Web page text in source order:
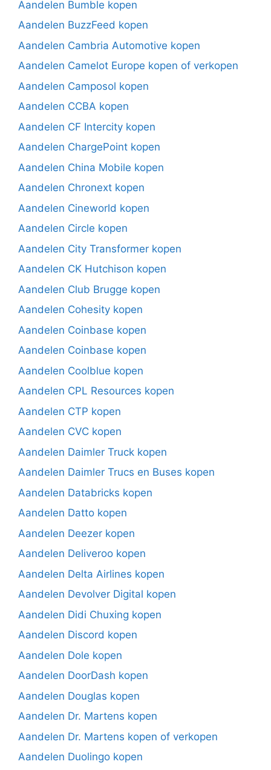
Aandelen Bumble kopen
Aandelen BuzzFeed kopen
Aandelen Cambria Automotive kopen
Aandelen Camelot Europe kopen of verkopen
Aandelen Camposol kopen
Aandelen CCBA kopen
Aandelen CF Intercity kopen
Aandelen ChargePoint kopen
Aandelen China Mobile kopen
Aandelen Chronext kopen
Aandelen Cineworld kopen
Aandelen Circle kopen
Aandelen City Transformer kopen
Aandelen CK Hutchison kopen
Aandelen Club Brugge kopen
Aandelen Cohesity kopen
Aandelen Coinbase kopen
Aandelen Coinbase kopen
Aandelen Coolblue kopen
Aandelen CPL Resources kopen
Aandelen CTP kopen
Aandelen CVC kopen
Aandelen Daimler Truck kopen
Aandelen Daimler Trucs en Buses kopen
Aandelen Databricks kopen
Aandelen Datto kopen
Aandelen Deezer kopen
Aandelen Deliveroo kopen
Aandelen Delta Airlines kopen
Aandelen Devolver Digital kopen
Aandelen Didi Chuxing kopen
Aandelen Discord kopen
Aandelen Dole kopen
Aandelen DoorDash kopen
Aandelen Douglas kopen
Aandelen Dr. Martens kopen
Aandelen Dr. Martens kopen of verkopen
Aandelen Duolingo kopen